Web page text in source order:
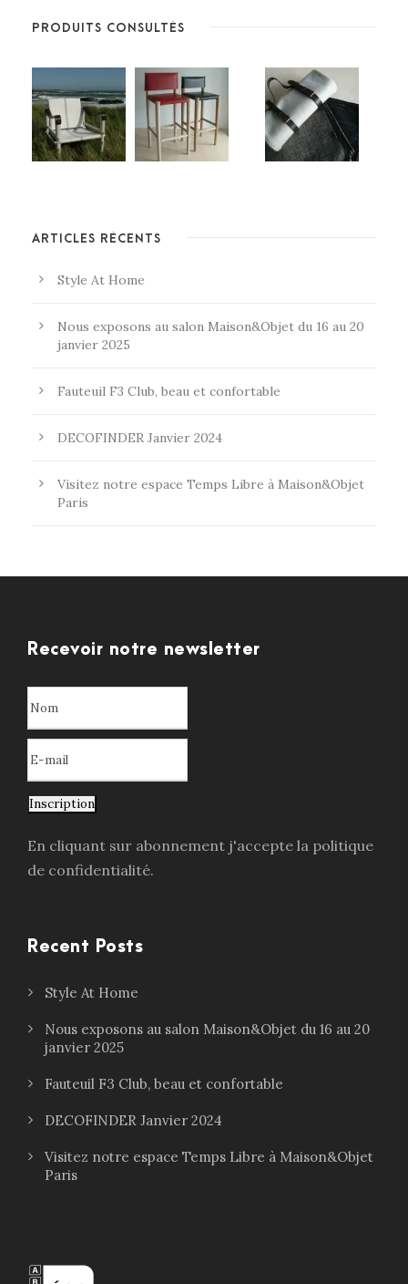
PRODUITS CONSULTÉS
ARTICLES RÉCENTS
Style At Home
Nous exposons au salon Maison&Objet du 16 au 20
janvier 2025
Fauteuil F3 Club, beau et confortable
DECOFINDER Janvier 2024
Visitez notre espace Temps Libre à Maison&Objet
Paris
Recevoir notre newsletter
Inscription
En cliquant sur abonnement j'accepte la politique
de confidentialité.
Recent Posts
Style At Home
Nous exposons au salon Maison&Objet du 16 au 20
janvier 2025
Fauteuil F3 Club, beau et confortable
DECOFINDER Janvier 2024
Visitez notre espace Temps Libre à Maison&Objet
Paris